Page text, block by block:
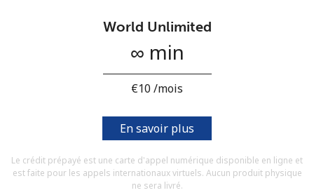
Bonjour!
Identifiez-vous ouINSCRIVEZ-VOUS →
Rappel du mot de passe →
World Unlimited
∞ min
⁦€10⁩ /mois
En savoir plus
Le crédit prépayé est une carte d'appel numérique disponible en ligne et
est faite pour les appels internationaux virtuels. Aucun produit physique
ne sera livré.